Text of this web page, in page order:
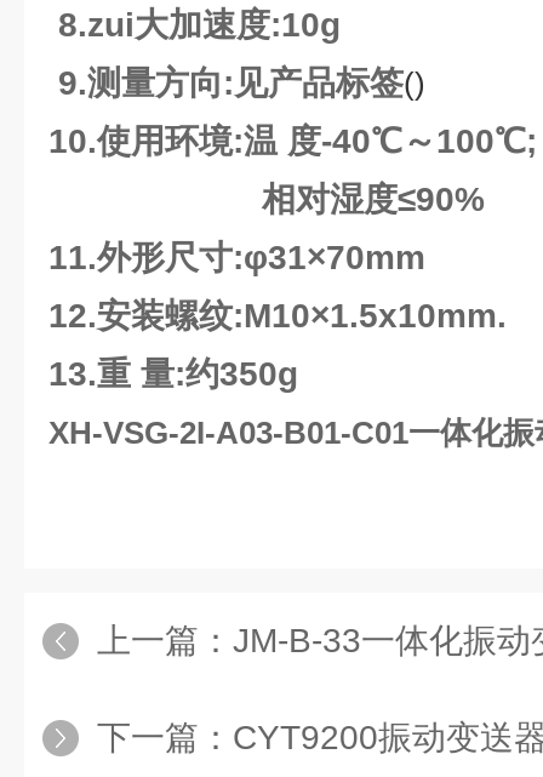
8.zui大加速度:10g
9.测量方向:见产品标签()
10.使用环境:温 度
相对湿度≤90%
11.外形尺寸:φ31×70mm
12.安装螺纹:M10×1.5x10mm.
13.重 量:约350g
XH-VSG-2I-A03-B01-C01一体化
上一篇： JM-B-33一体化振
下一篇： CYT9200振动变送